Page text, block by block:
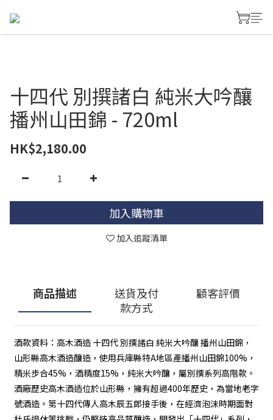
十四代 別撰諸白 純米大吟釀
播州山田錦 - 720ml
HK$2,180.00
加入購物車
加入追蹤清單
商品描述
送貨及付
款方式
顧客評價
酒款資料：高木酒造 十四代 別撰諸白 純米大吟釀 播州山田錦，
山形縣高木酒造釀造，使用兵庫縣特A地區產播州山田錦100%，
精米步合45%，酒精度15%，純米大吟釀，屬別撰系列高階款。
酒廠歷史高木酒造位於山形縣，擁有超過400年歷史，為當地老字
號酒造。第十四代傳人高木辰五郎接手後，在經濟泡沫時期面對